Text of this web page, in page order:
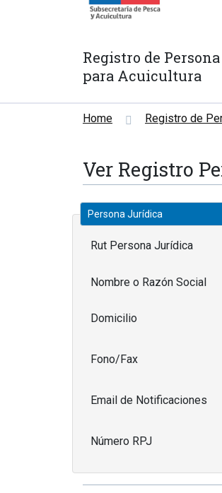
Registro de
para Acuicultura
Home Registro de
Ver Registro
Persona Jurídica
Rut Persona Jurídica
Nombre o Razón Social
Domicilio
Fono/Fax
Email de Notificaciones
Número RPJ